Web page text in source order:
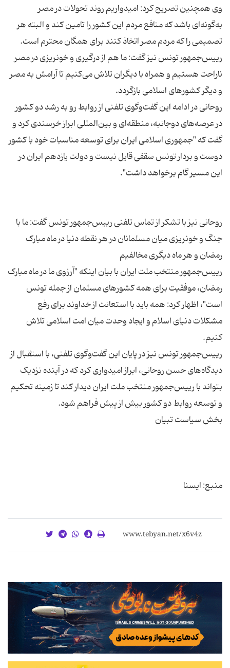
وی همچنین تصریح کرد: امیدواریم روند تحولات در مصر
به‌گونه‌ای باشد که منافع مردم این کشور را تامین کند و البته هر
رییس‌جمهور تونس نیز گفت: ما هم از درگیری و خونریزی در مصر
ناراحت هستیم و همراه با دیگران تلاش می‌کنیم تا آرامش به مصر
روحانی در ادامه این گفت‌وگوی تلفنی از روابط رو به رشد دو کشور
در عرصه‌های دوجانبه، منطقه‌ای و بین‌المللی ابراز خرسندی کرد و
گفت که "جمهوری اسلامی ایران برای توسعه مناسبات خود با کشور
دوست و بردار تونس سقفی قایل نیست و دولت یازدهم ایران در
روحانی نیز با تشکر از تماس تلفنی رییس‌جمهور تونس گفت: ما با
جنگ و خونریزی میان مسلمانان در هر نقطه دنیا در ماه مبارک
رییس‌جمهور منتخب ملت ایران با بیان اینکه "آرزوی ما در ماه مبارک
رمضان، موفقیت برای همه کشورهای مسلمان از جمله تونس
است"، اظهار کرد: همه باید با استعانت از خداوند برای رفع
مشکلات دنیای اسلام و ایجاد وحدت میان امت اسلامی تلاش
رییس‌جمهور تونس نیز در پایان این گفت‌وگوی تلفنی، با استقبال از
دیدگاه‌های حسن روحانی، ابراز امیدواری کرد که در آینده نزدیک
بتواند با رییس‌جمهور منتخب ملت ایران دیدار کند تا زمینه تحکیم
منبع: ایسنا